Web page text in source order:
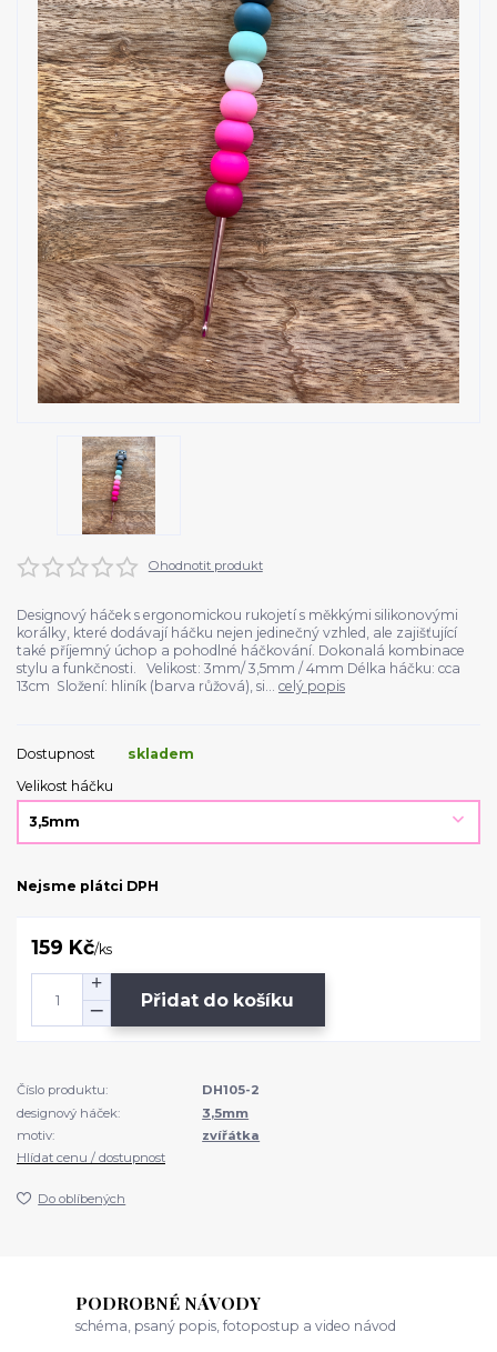
Ohodnotit produkt
Designový háček s ergonomickou rukojetí s měkkými silikonovými
korálky, které dodávají háčku nejen jedinečný vzhled, ale zajišťující
také příjemný úchop a pohodlné háčkování. Dokonalá kombinace
stylu a funkčnosti. Velikost: 3mm/ 3,5mm / 4mm Délka háčku: cca
13cm Složení: hliník (barva růžová), si... celý popis
Dostupnost
skladem
Velikost háčku
Nejsme plátci DPH
159 Kč/ks
Přidat do košíku
Číslo produktu:
DH105-2
designový háček:
3,5mm
motiv:
zvířátka
Hlídat cenu / dostupnost
Do oblíbených
PODROBNÉ NÁVODY
schéma, psaný popis, fotopostup a video návod